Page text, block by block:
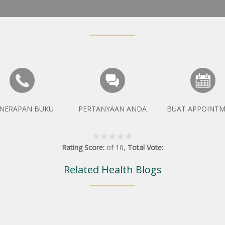
BUKU PERTANYAAN ANDA BUAT
Rating Score: of 10, Total Vote:
Related Health Blogs